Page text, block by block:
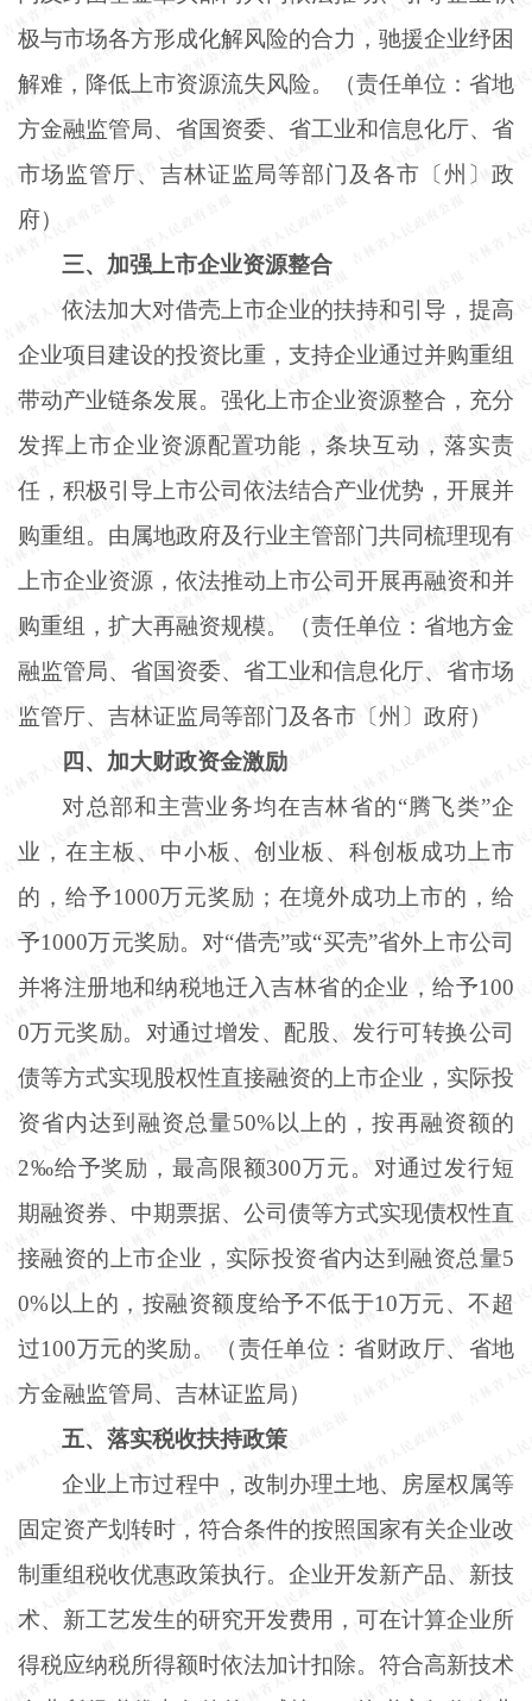
极与市场各方形成化解风险的合力，驰援企业纾困
解难，降低上市资源流失风险。（责任单位：省地
方金融监管局、省国资委、省工业和信息化厅、省
市场监管厅、吉林证监局等部门及各市〔州〕政
府）
三、加强上市企业资源整合
依法加大对借壳上市企业的扶持和引导，提高
企业项目建设的投资比重，支持企业通过并购重组
带动产业链条发展。强化上市企业资源整合，充分
发挥上市企业资源配置功能，条块互动，落实责
任，积极引导上市公司依法结合产业优势，开展并
购重组。由属地政府及行业主管部门共同梳理现有
上市企业资源，依法推动上市公司开展再融资和并
购重组，扩大再融资规模。（责任单位：省地方金
融监管局、省国资委、省工业和信息化厅、省市场
监管厅、吉林证监局等部门及各市〔州〕政府）
四、加大财政资金激励
对总部和主营业务均在吉林省的“腾飞类”企
业，在主板、中小板、创业板、科创板成功上市
的，给予1000万元奖励；在境外成功上市的，给
予1000万元奖励。对“借壳”或“买壳”省外上市公司
并将注册地和纳税地迁入吉林省的企业，给予100
0万元奖励。对通过增发、配股、发行可转换公司
债等方式实现股权性直接融资的上市企业，实际投
资省内达到融资总量50%以上的，按再融资额的
2‰给予奖励，最高限额300万元。对通过发行短
期融资券、中期票据、公司债等方式实现债权性直
接融资的上市企业，实际投资省内达到融资总量5
0%以上的，按融资额度给予不低于10万元、不超
过100万元的奖励。（责任单位：省财政厅、省地
方金融监管局、吉林证监局）
五、落实税收扶持政策
企业上市过程中，改制办理土地、房屋权属等
固定资产划转时，符合条件的按照国家有关企业改
制重组税收优惠政策执行。企业开发新产品、新技
术、新工艺发生的研究开发费用，可在计算企业所
得税应纳税所得额时依法加计扣除。符合高新技术